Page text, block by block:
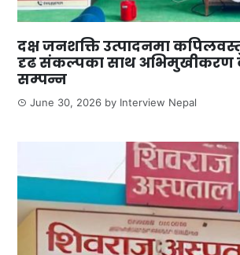
दक्ष जनशक्ति उत्पादनमा
दृढ संकल्पका साथ अभिमुखीकरण
सम्पन्न
June 30, 2026 by Interview Nepal